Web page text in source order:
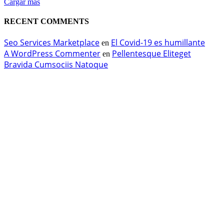
Cargar más
RECENT COMMENTS
Seo Services Marketplace en El Covid-19 es humillante
A WordPress Commenter en Pellentesque Eliteget
Bravida Cumsociis Natoque